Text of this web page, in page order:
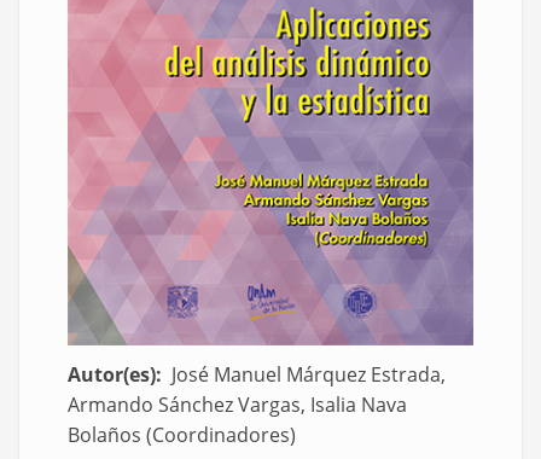
Autor(es)
José Manuel Márquez Estrada,
Armando Sánchez Vargas, Isalia Nava
Bolaños (Coordinadores)